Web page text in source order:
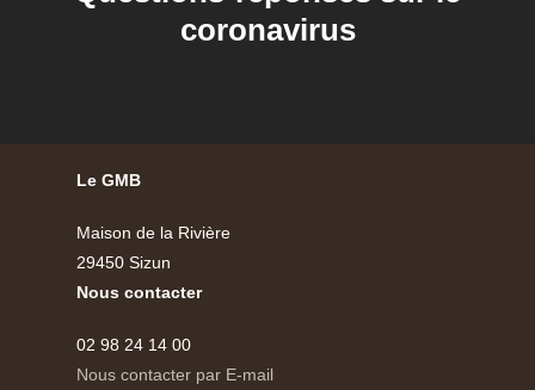
coronavirus
Le GMB
Maison de la Rivière
29450 Sizun
Nous contacter
02 98 24 14 00
Nous contacter par E-mail